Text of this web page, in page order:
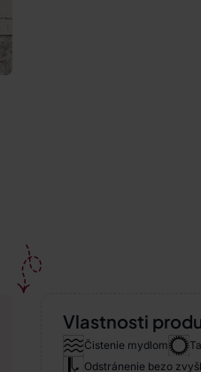
Vlastnosti
Čistenie mydlom
Odstránenie bezo